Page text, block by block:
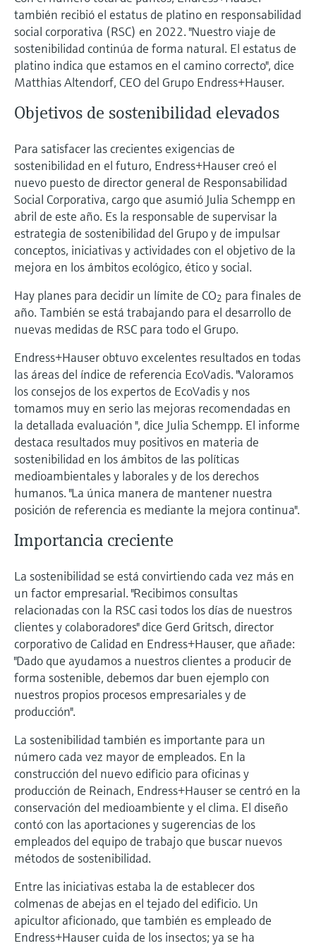
Visor de dispositivos
Encuentre información y documentación
específicas sobre los productos.
Encuentre repuestos por raíz del producto,
código de pedido o número de serie
electromecánico
Medición de nivel por barrera de
microondas
Level measurement with pressure
Ver todos
Medición mediante transmisión de
microondas
Memosens technology
Ver todos
la transparencia de los procesos
para una toma de decisiones más
sólida y fundamentada
también recibió el estatus de platino en responsabilidad
social corporativa (RSC) en 2022. "Nuestro viaje de
sostenibilidad continúa de forma natural. El estatus de
platino indica que estamos en el camino correcto", dice
Matthias Altendorf, CEO del Grupo Endress+Hauser.
Objetivos de sostenibilidad elevados
Para satisfacer las crecientes exigencias de
sostenibilidad en el futuro, Endress+Hauser creó el
nuevo puesto de director general de Responsabilidad
Social Corporativa, cargo que asumió Julia Schempp en
abril de este año. Es la responsable de supervisar la
estrategia de sostenibilidad del Grupo y de impulsar
conceptos, iniciativas y actividades con el objetivo de la
mejora en los ámbitos ecológico, ético y social.
Hay planes para decidir un límite de CO2 para finales de
año. También se está trabajando para el desarrollo de
nuevas medidas de RSC para todo el Grupo.
Endress+Hauser obtuvo excelentes resultados en todas
las áreas del índice de referencia EcoVadis. "Valoramos
los consejos de los expertos de EcoVadis y nos
tomamos muy en serio las mejoras recomendadas en
la detallada evaluación ", dice Julia Schempp. El informe
destaca resultados muy positivos en materia de
sostenibilidad en los ámbitos de las políticas
medioambientales y laborales y de los derechos
humanos. "La única manera de mantener nuestra
posición de referencia es mediante la mejora continua".
Importancia creciente
La sostenibilidad se está convirtiendo cada vez más en
un factor empresarial. "Recibimos consultas
relacionadas con la RSC casi todos los días de nuestros
clientes y colaboradores" dice Gerd Gritsch, director
corporativo de Calidad en Endress+Hauser, que añade:
"Dado que ayudamos a nuestros clientes a producir de
forma sostenible, debemos dar buen ejemplo con
nuestros propios procesos empresariales y de
producción".
La sostenibilidad también es importante para un
número cada vez mayor de empleados. En la
construcción del nuevo edificio para oficinas y
producción de Reinach, Endress+Hauser se centró en la
conservación del medioambiente y el clima. El diseño
contó con las aportaciones y sugerencias de los
empleados del equipo de trabajo que buscar nuevos
métodos de sostenibilidad.
Entre las iniciativas estaba la de establecer dos
colmenas de abejas en el tejado del edificio. Un
apicultor aficionado, que también es empleado de
Endress+Hauser cuida de los insectos; ya se ha